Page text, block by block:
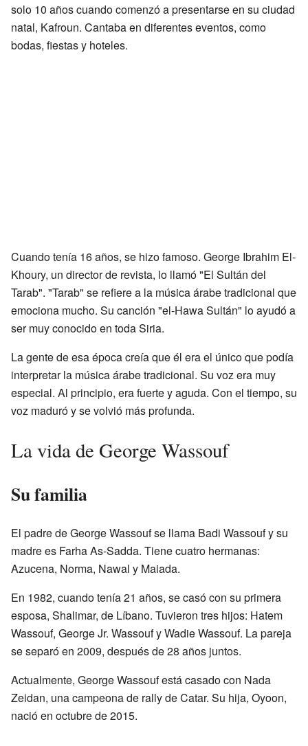
solo 10 años cuando comenzó a presentarse en su ciudad
natal, Kafroun. Cantaba en diferentes eventos, como
bodas, fiestas y hoteles.
Cuando tenía 16 años, se hizo famoso. George Ibrahim El-
Khoury, un director de revista, lo llamó "El Sultán del
Tarab". "Tarab" se refiere a la música árabe tradicional que
emociona mucho. Su canción "el-Hawa Sultán" lo ayudó a
ser muy conocido en toda Siria.
La gente de esa época creía que él era el único que podía
interpretar la música árabe tradicional. Su voz era muy
especial. Al principio, era fuerte y aguda. Con el tiempo, su
voz maduró y se volvió más profunda.
La vida de George Wassouf
Su familia
El padre de George Wassouf se llama Badi Wassouf y su
madre es Farha As-Sadda. Tiene cuatro hermanas:
Azucena, Norma, Nawal y Maiada.
En 1982, cuando tenía 21 años, se casó con su primera
esposa, Shalimar, de Líbano. Tuvieron tres hijos: Hatem
Wassouf, George Jr. Wassouf y Wadie Wassouf. La pareja
se separó en 2009, después de 28 años juntos.
Actualmente, George Wassouf está casado con Nada
Zeidan, una campeona de rally de Catar. Su hija, Oyoon,
nació en octubre de 2015.